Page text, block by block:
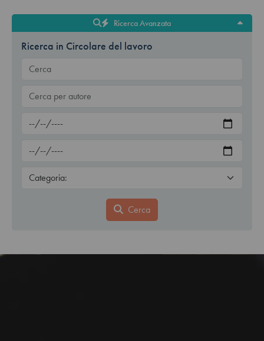
Ricerca Avanzata
Ricerca in Circolare del lavoro
Cerca